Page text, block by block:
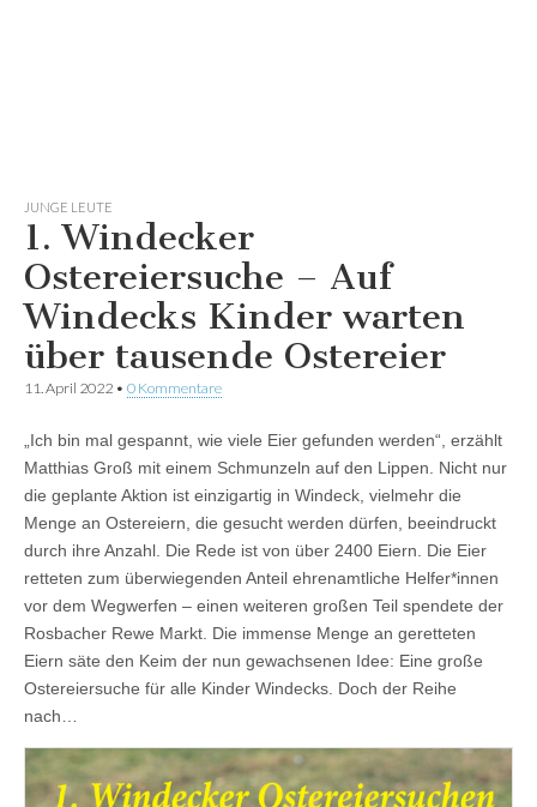
JUNGE LEUTE
1. Windecker
Ostereiersuche – Auf
Windecks Kinder warten
über tausende Ostereier
11. April 2022 • 0 Kommentare
„Ich bin mal gespannt, wie viele Eier gefunden werden“, erzählt
Matthias Groß mit einem Schmunzeln auf den Lippen. Nicht nur
die geplante Aktion ist einzigartig in Windeck, vielmehr die
Menge an Ostereiern, die gesucht werden dürfen, beeindruckt
durch ihre Anzahl. Die Rede ist von über 2400 Eiern. Die Eier
retteten zum überwiegenden Anteil ehrenamtliche Helfer*innen
vor dem Wegwerfen – einen weiteren großen Teil spendete der
Rosbacher Rewe Markt. Die immense Menge an geretteten
Eiern säte den Keim der nun gewachsenen Idee: Eine große
Ostereiersuche für alle Kinder Windecks. Doch der Reihe
nach…